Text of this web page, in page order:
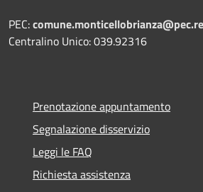
PEC:
Centralino Unico: 039.92316
Prenotazione appuntamento
Segnalazione disservizio
Leggi le FAQ
Richiesta assistenza